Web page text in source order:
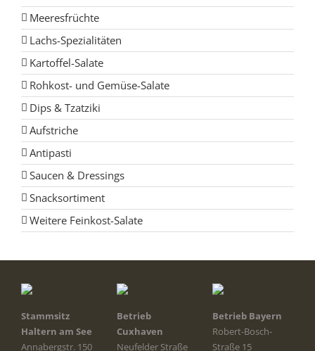
Meeresfrüchte
Lachs-Spezialitäten
Kartoffel-Salate
Rohkost- und Gemüse-Salate
Dips & Tzatziki
Aufstriche
Antipasti
Saucen & Dressings
Snacksortiment
Weitere Feinkost-Salate
Stammsitz
Haltern am See
Annabergstr. 150
Betrieb
Cuxhaven
Neufelder Straße
Betrieb Bayern
Robert-Bosch-
Straße 15